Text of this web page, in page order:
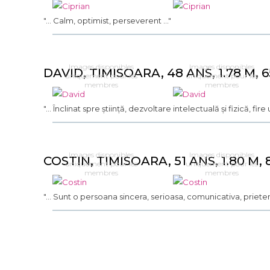
"... Calm, optimist, perseverent ..."
DAVID, TIMISOARA, 48 ANS, 1.78 M,
Images disponibles
uniquement pour les
membres
Images disponibles
uniquement pour les
membres
"... Înclinat spre știință, dezvoltare intelectuală și fizică,
COSTIN, TIMISOARA, 51 ANS, 1.80 M,
Images disponibles
uniquement pour les
membres
Images disponibles
uniquement pour les
membres
"... Sunt o persoana sincera, serioasa, comunicativa,